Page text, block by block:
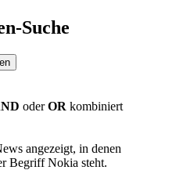
Suche
oderOR kombiniert
angezeigt, in denen
Begriff Nokia steht.